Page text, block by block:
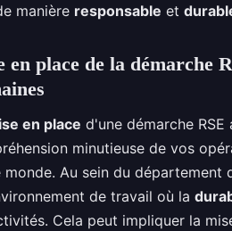
manière responsable et
en place de la démarche
en place d'une démarche
minutieuse de vos
monde. Au sein du département
de travail où la
Cela peut impliquer la